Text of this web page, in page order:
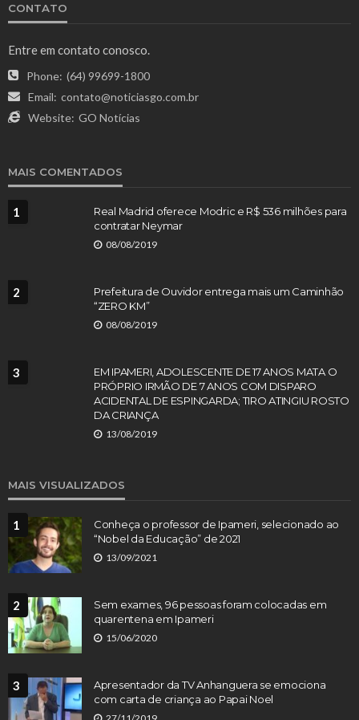
CONTATO
Entre em contato conosco.
Phone: (64) 99699-1800
Email: contato@noticiasgo.com.br
Website: GO Notícias
MAIS COMENTADOS
1
Real Madrid oferece Modric e R$ 536 milhões para
contratar Neymar
08/08/2019
2
Prefeitura de Ouvidor entrega mais um Caminhão
“ZERO KM”
08/08/2019
3
EM IPAMERI, ADOLESCENTE DE 17 ANOS MATA O
PRÓPRIO IRMÃO DE 7 ANOS COM DISPARO
ACIDENTAL DE ESPINGARDA; TIRO ATINGIU ROSTO
DA CRIANÇA
13/08/2019
MAIS VISUALIZADOS
1
Conheça o professor de Ipameri, selecionado ao
“Nobel da Educação” de 2021
13/09/2021
2
Sem exames, 96 pessoas foram colocadas em
quarentena em Ipameri
15/06/2020
3
Apresentador da TV Anhanguera se emociona
com carta de criança ao Papai Noel